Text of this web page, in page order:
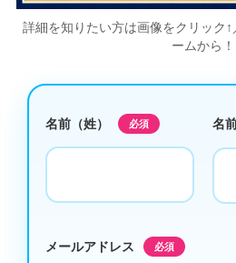
詳細を知りたい方は画像をクリック
ームから！
名前（姓） 必須 名
メールアドレス 必須